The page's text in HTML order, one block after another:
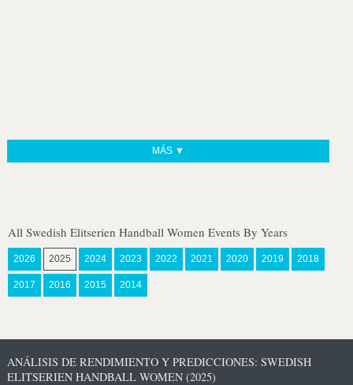
MÁS ▼
All Swedish Elitserien Handball Women Events By Years
2026 2025 2024 2023 2022 2021 2020 2019 2018
2017 2016 2015 2014
ANÁLISIS DE RENDIMIENTO Y PREDICCIONES: SWEDISH
ELITSERIEN HANDBALL WOMEN (2025)